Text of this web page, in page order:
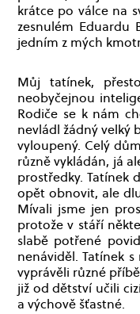
krátce po válce na
zesnulém Eduardu
jedním z mých
Můj tatínek,
neobyčejnou
Rodiče se k nám
nevládl žádný velký
vyloupený. Celý
různě vykládán, já
prostředky. Tatínek
opět obnovit, ale
Mívali jsme jen
protože v stáří
slabě potřené
nenáviděl. Tatínek
vyprávěli různé
již od dětství učili
a výchově šťastné.